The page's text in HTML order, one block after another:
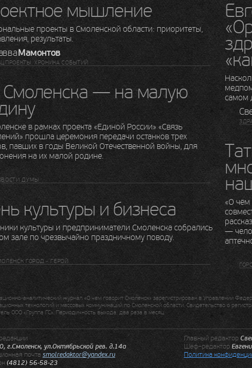
мышление
проекты в Смоленской области: приоритеты,
результаты.
Мамонтов
ХРОНИКА СОБЫТИЙ
Смоленска — на малую
в рамках проекта «Единой России» «Связь
прошла церемония передачи останков трех
павших в годы Великой Отечественной войны, для
на их малой родине.
ДУМЫ
культуры и бизнеса
культуры и предприниматели Смоленска собрались
зале по чрезвычайно праздничному поводу.
ГОРОД - ГЕРОЙ
самом
«О чём
—
аналитический журнал «О чем говорит Смоленск» зарегистрирован в Управлении
технологий и массовых коммуникаций по Смоленской области. Свидетельство о
ООО «Группа ГС». Периодичность выхода: два раза в месяц.
г.Смоленск, ул.Октябрьской рев. д.14а
почта smolredaktor@yandex.ru
(4812) 56-58-23
Главный редактор
Шеф–редактор
Политика